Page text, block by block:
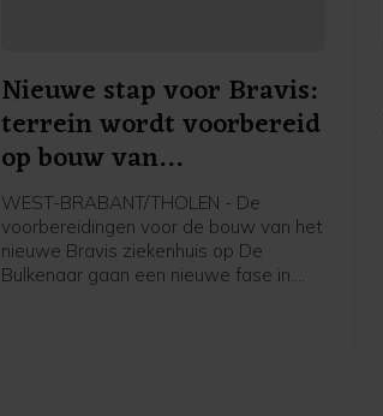
Nieuwe stap voor Bravis:
terrein wordt voorbereid
op bouw van
splinternieuw ziekenhuis
WEST-BRABANT/THOLEN - De
voorbereidingen voor de bouw van het
nieuwe Bravis ziekenhuis op De
Bulkenaar gaan een nieuwe fase in.